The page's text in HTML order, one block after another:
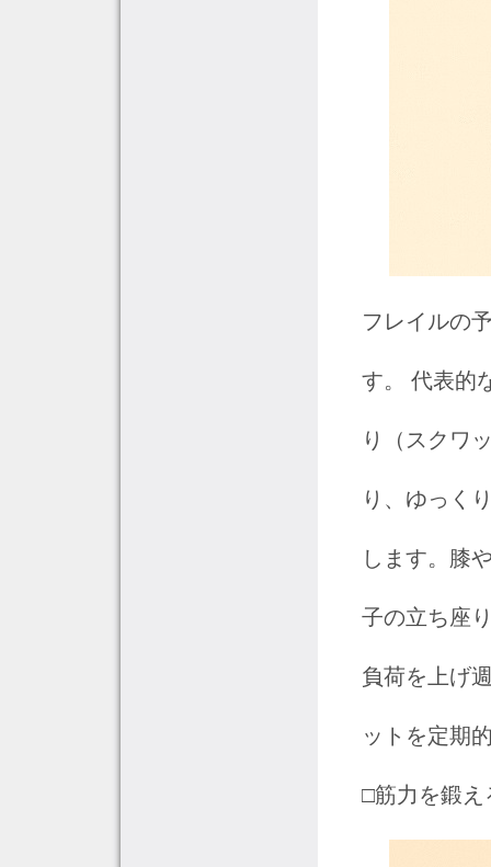
フレイルの
す。 代表的
り（スクワ
り、ゆっく
します。膝
子の立ち座
負荷を上げ
ットを定期
□筋力を鍛え